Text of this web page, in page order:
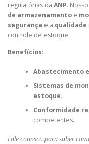
regulatórias da ANP.
de armazenamento e
segurança e a qualidade
controle de estoque.
Benefícios:
Abastecimento
Sistemas de
estoque.
Conformidade
competentes.
Fale conosco para saber